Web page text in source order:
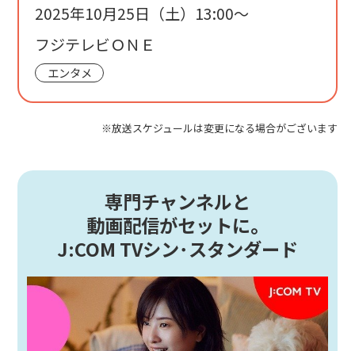
2025年10月25日（土）13:00〜
フジテレビＯＮＥ
エンタメ
※放送スケジュールは変更になる場合がございます
専門チャンネルと
動画配信がセットに。
J:COM TVシン･スタンダード